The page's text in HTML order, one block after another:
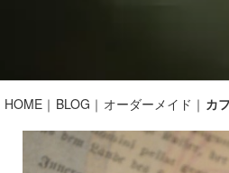
HOME BLOG オーダーメイド カ